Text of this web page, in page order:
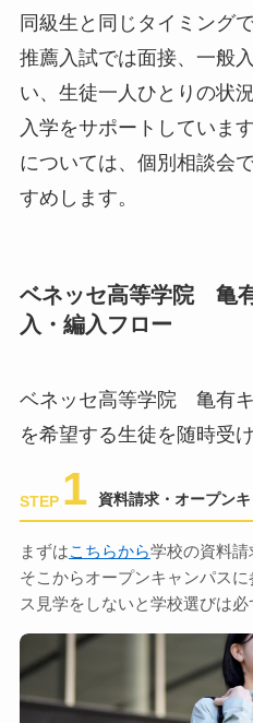
同級生と同じタイミング
推薦入試では面接、一般
い、生徒一人ひとりの状
入学をサポートしていま
については、個別相談会
すめします。
ベネッセ高等学院 亀
入・編入フロー
ベネッセ高等学院 亀有
を希望する生徒を随時受
STEP 1 資料請求・オープン
まずはこちらから学校の資料
そこからオープンキャンパス
ス見学をしないと学校選びは必